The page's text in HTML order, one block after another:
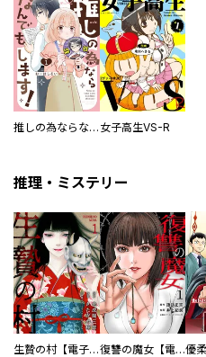
推しの為ならなんでもします！ 女子高生VS-R
推理・ミステリー
生贄の村【電子単行本版】 復讐の魔女【電子単行本版】